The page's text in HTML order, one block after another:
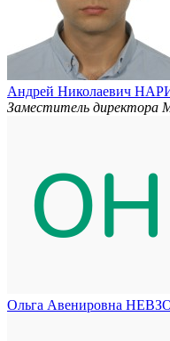
Андрей Николаевич
Заместитель
Ольга Авенировна